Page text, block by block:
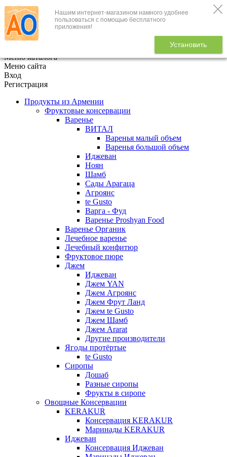
Нашим интернет-магазином намного удобнее
пользоваться с помощью бесплатного
приложения!
Установить
+7 (495) 646-888-1
В корзине
Меню каталога
Меню сайта
Вход
Регистрация
Продукты из Армении
Фруктовые консервации
Варенье
ВИТАЛ
Варенья малый объем
Варенья большой объем
Иджеван
Ноян
Шамб
Сады Арагаца
Агроянс
te Gusto
Варга - Фуд
Варенье Proshyan Food
Варенье Органик
Лечебное варенье
Лечебный конфитюр
Фруктовое пюре
Джем
Иджеван
Джем YAN
Джем Агроянс
Джем Фрут Ланд
Джем te Gusto
Джем Шамб
Джем Ararat
Другие производители
Ягоды протёртые
te Gusto
Сиропы
Дошаб
Разные сиропы
Фрукты в сиропе
Овощные Консервации
KERAKUR
Консервация KERAKUR
Маринады KERAKUR
Иджеван
Консервация Иджеван